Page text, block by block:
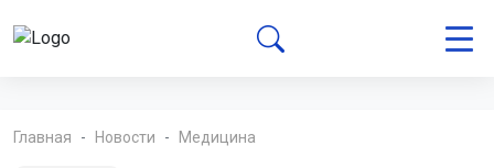
Главная Новости Медицина